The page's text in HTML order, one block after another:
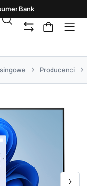
Bank.
Producenci